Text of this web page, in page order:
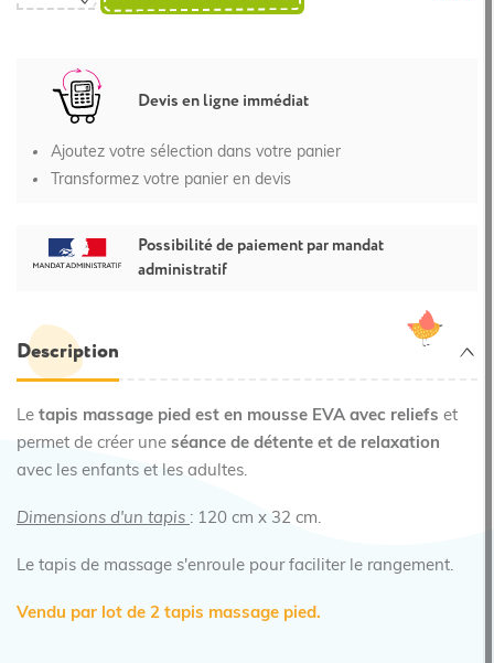
Devis en ligne immédiat
Ajoutez votre sélection dans votre panier
Transformez votre panier en devis
Possibilité de paiement par mandat
administratif
Description
Le tapis massage pied est en mousse EVA avec reliefs et
permet de créer une séance de détente et de relaxation
avec les enfants et les adultes.
Dimensions d'un tapis : 120 cm x 32 cm.
Le tapis de massage s'enroule pour faciliter le rangement.
Vendu par lot de 2 tapis massage pied.